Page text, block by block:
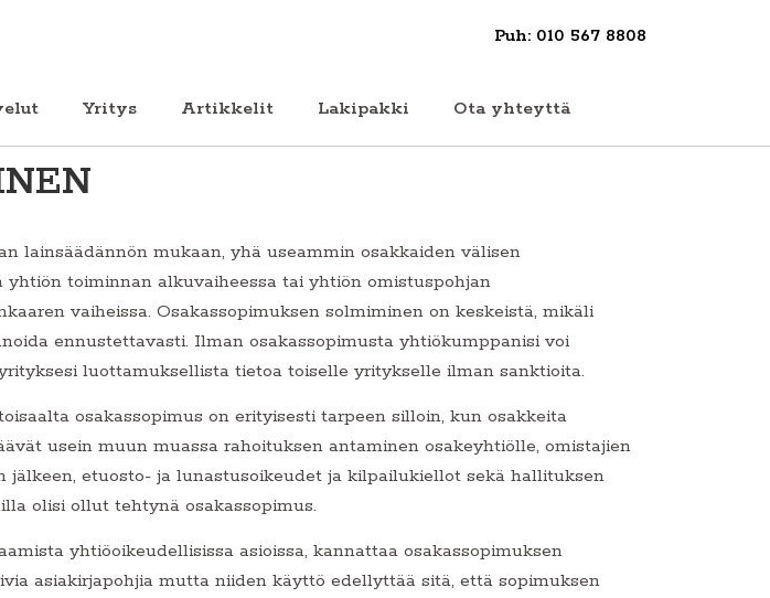
Puh: 010 567 8808
Yritys Artikkelit Lakipakki Ota yhteyttä‏‎
lainsäädännön mukaan, yhä useammin osakkaiden välisen
toiminnan alkuvaiheessa tai yhtiön omistuspohjan
vaiheissa. Osakassopimuksen solmiminen on keskeistä, mikäli
ennustettavasti. Ilman osakassopimusta yhtiökumppanisi voi
luottamuksellista tietoa toiselle yritykselle ilman sanktioita.
osakassopimus on erityisesti tarpeen silloin, kun osakkeita
usein muun muassa rahoituksen antaminen osakeyhtiölle, omistajien
etuosto- ja lunastusoikeudet ja kilpailukiellot sekä hallituksen
olisi ollut tehtynä osakassopimus.
yhtiöoikeudellisissa asioissa, kannattaa osakassopimuksen
asiakirjapohjia mutta niiden käyttö edellyttää sitä, että sopimuksen